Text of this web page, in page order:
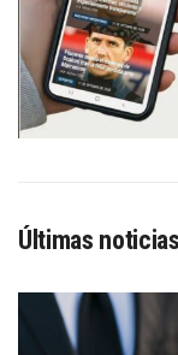
Últimas noticias